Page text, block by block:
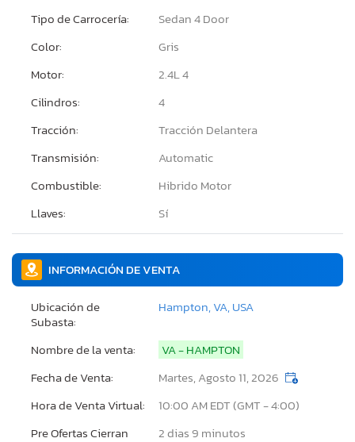
Tipo de Carrocería:
Sedan 4 Door
Color:
Gris
Motor:
2.4L 4
Cilindros:
4
Tracción:
Tracción Delantera
Transmisión:
Automatic
Combustible:
Hibrido Motor
Llaves:
Sí
INFORMACIÓN DE VENTA
Ubicación de
Subasta:
Hampton, VA, USA
Nombre de la venta:
VA - HAMPTON
Fecha de Venta:
Martes, Agosto 11, 2026
Hora de Venta Virtual:
10:00 AM EDT (GMT - 4:00)
Pre Ofertas Cierran
2 dias 9 minutos